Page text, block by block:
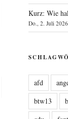
Kurz: Wie
Do., 2. Juli 2026
afd
btw13